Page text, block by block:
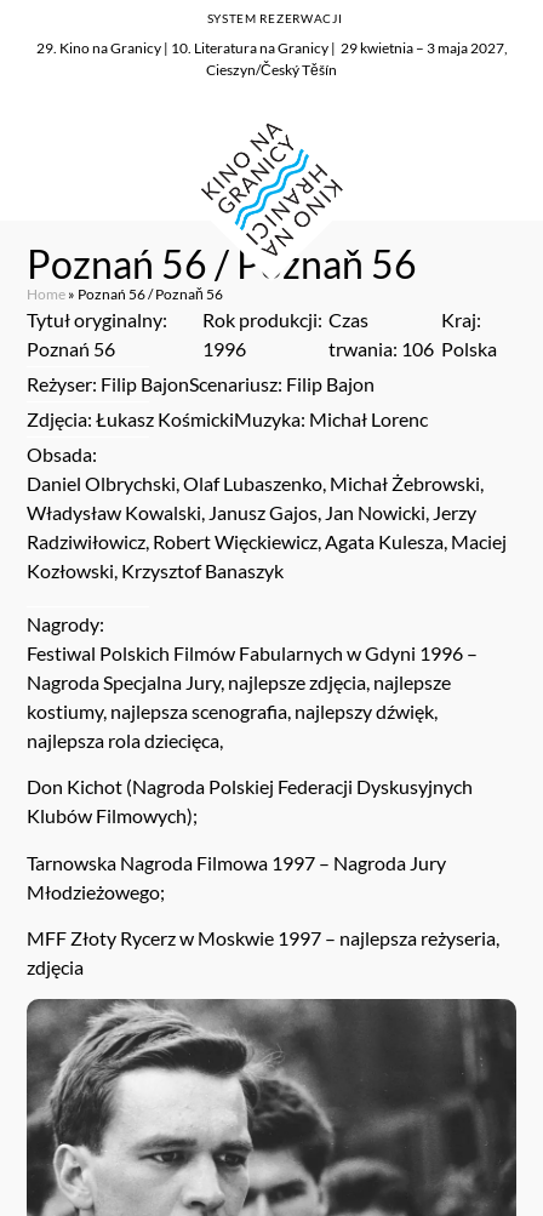
29. Kino na Granicy | 10. Literatura na Granicy | 29 kwietnia – 3 maja 2027,
Cieszyn/Český Těšín
SYSTEM REZERWACJI
Poznań 56 / Poznaň 56
Home » Poznań 56 / Poznaň 56
Tytuł oryginalny:
Poznań 56
Rok produkcji:
1996
Czas
trwania: 106
Kraj:
Polska
Reżyser: Filip BajonScenariusz: Filip Bajon
Zdjęcia: Łukasz KośmickiMuzyka: Michał Lorenc
Obsada:
Daniel Olbrychski, Olaf Lubaszenko, Michał Żebrowski,
Władysław Kowalski, Janusz Gajos, Jan Nowicki, Jerzy
Radziwiłowicz, Robert Więckiewicz, Agata Kulesza, Maciej
Kozłowski, Krzysztof Banaszyk
Nagrody:
Festiwal Polskich Filmów Fabularnych w Gdyni 1996 –
Nagroda Specjalna Jury, najlepsze zdjęcia, najlepsze
kostiumy, najlepsza scenografia, najlepszy dźwięk,
najlepsza rola dziecięca,
Don Kichot (Nagroda Polskiej Federacji Dyskusyjnych
Klubów Filmowych);
Tarnowska Nagroda Filmowa 1997 – Nagroda Jury
Młodzieżowego;
MFF Złoty Rycerz w Moskwie 1997 – najlepsza reżyseria,
zdjęcia